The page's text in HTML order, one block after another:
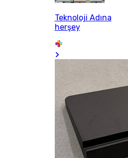
Teknoloji Adına
herşey